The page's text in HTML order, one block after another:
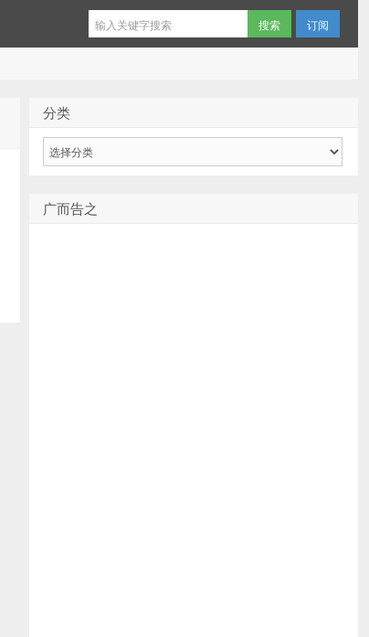
订阅
分类
广而告之